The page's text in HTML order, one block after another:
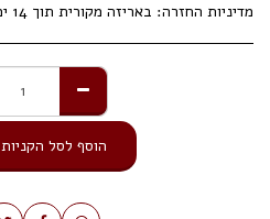
מדיניות החזרה: באריזה מקורית תוך 14 ימי עסקים.
הוסף לסל הקניות